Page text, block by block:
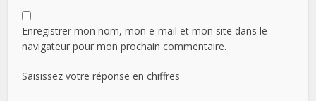
Enregistrer mon nom, mon e-mail et mon site dans le
navigateur pour mon prochain commentaire.
Saisissez votre réponse en chiffres